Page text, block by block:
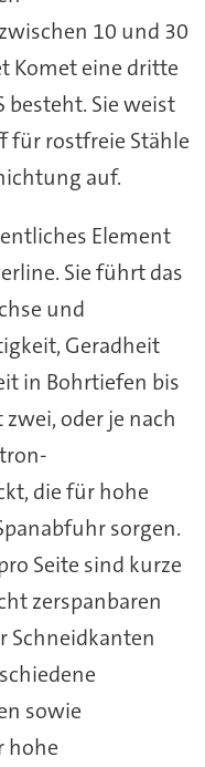
10 und 30
Komet eine dritte
besteht. Sie weist
für rostfreie Stähle
auf.
Element
Sie führt das
und
Geradheit
in Bohrtiefen bis
oder je nach
die für hohe
sorgen.
Seite sind kurze
zerspanbaren
Schneidkanten
sowie
hohe